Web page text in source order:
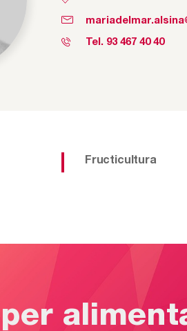
Tel. 93 467 40 40
Fructicultura